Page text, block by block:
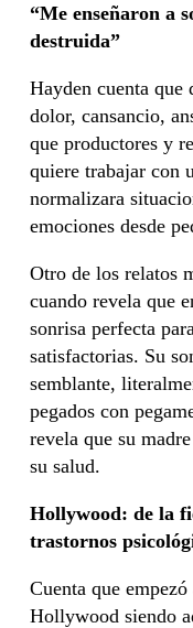
“Me enseñaron a
destruida”
Hayden cuenta que
dolor, cansancio,
que productores y
quiere trabajar con
normalizara
emociones desde
Otro de los relatos
cuando revela que
sonrisa perfecta
satisfactorias. Su
semblante,
pegados con
revela que su
su salud.
Hollywood: de la
trastornos
Cuenta que
Hollywood siendo